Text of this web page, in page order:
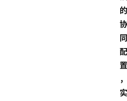
的
协
同
配
置
，
实